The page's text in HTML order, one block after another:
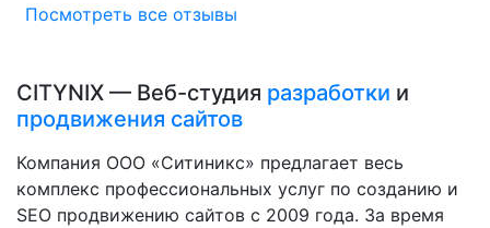
Посмотреть все отзывы
CITYNIX — Веб-студия разработки и
продвижения сайтов
Компания ООО «Ситиникс» предлагает весь
комплекс профессиональных услуг по созданию и
SEO продвижению сайтов с 2009 года. За время